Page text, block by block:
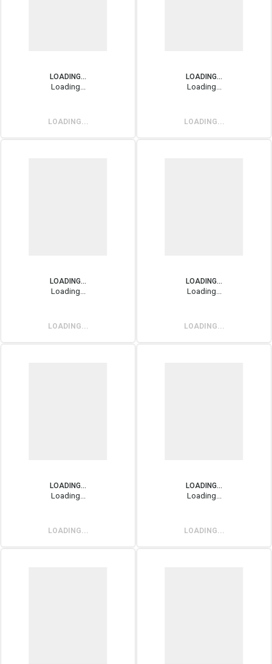
LOADING...
Loading...
LOADING...
LOADING...
Loading...
LOADING...
LOADING...
Loading...
LOADING...
LOADING...
Loading...
LOADING...
LOADING...
Loading...
LOADING...
LOADING...
Loading...
LOADING...